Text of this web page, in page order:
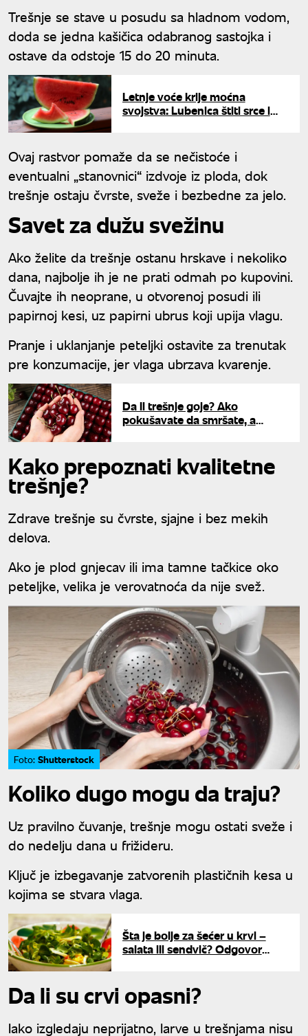
Trešnje se stave u posudu sa hladnom vodom,
doda se jedna kašičica odabranog sastojka i
ostave da odstoje 15 do 20 minuta.
Letnje voće krije moćna
svojstva: Lubenica štiti srce i
Ovaj rastvor pomaže da se nečistoće i
eventualni „stanovnici“ izdvoje iz ploda, dok
trešnje ostaju čvrste, sveže i bezbedne za jelo.
Savet za dužu svežinu
Ako želite da trešnje ostanu hrskave i nekoliko
dana, najbolje ih je ne prati odmah po kupovini.
Čuvajte ih neoprane, u otvorenoj posudi ili
papirnoj kesi, uz papirni ubrus koji upija vlagu.
Pranje i uklanjanje peteljki ostavite za trenutak
pre konzumacije, jer vlaga ubrzava kvarenje.
Da li trešnje goje? Ako
pokušavate da smršate, a
Kako prepoznati kvalitetne
trešnje?
Zdrave trešnje su čvrste, sjajne i bez mekih
delova.
Ako je plod gnjecav ili ima tamne tačkice oko
peteljke, velika je verovatnoća da nije svež.
Foto: Shutterstock
Koliko dugo mogu da traju?
Uz pravilno čuvanje, trešnje mogu ostati sveže i
do nedelju dana u frižideru.
Ključ je izbegavanje zatvorenih plastičnih kesa u
kojima se stvara vlaga.
Šta je bolje za šećer u krvi –
salata ili sendvič? Odgovor
Da li su crvi opasni?
Iako izgledaju neprijatno, larve u trešnjama nisu